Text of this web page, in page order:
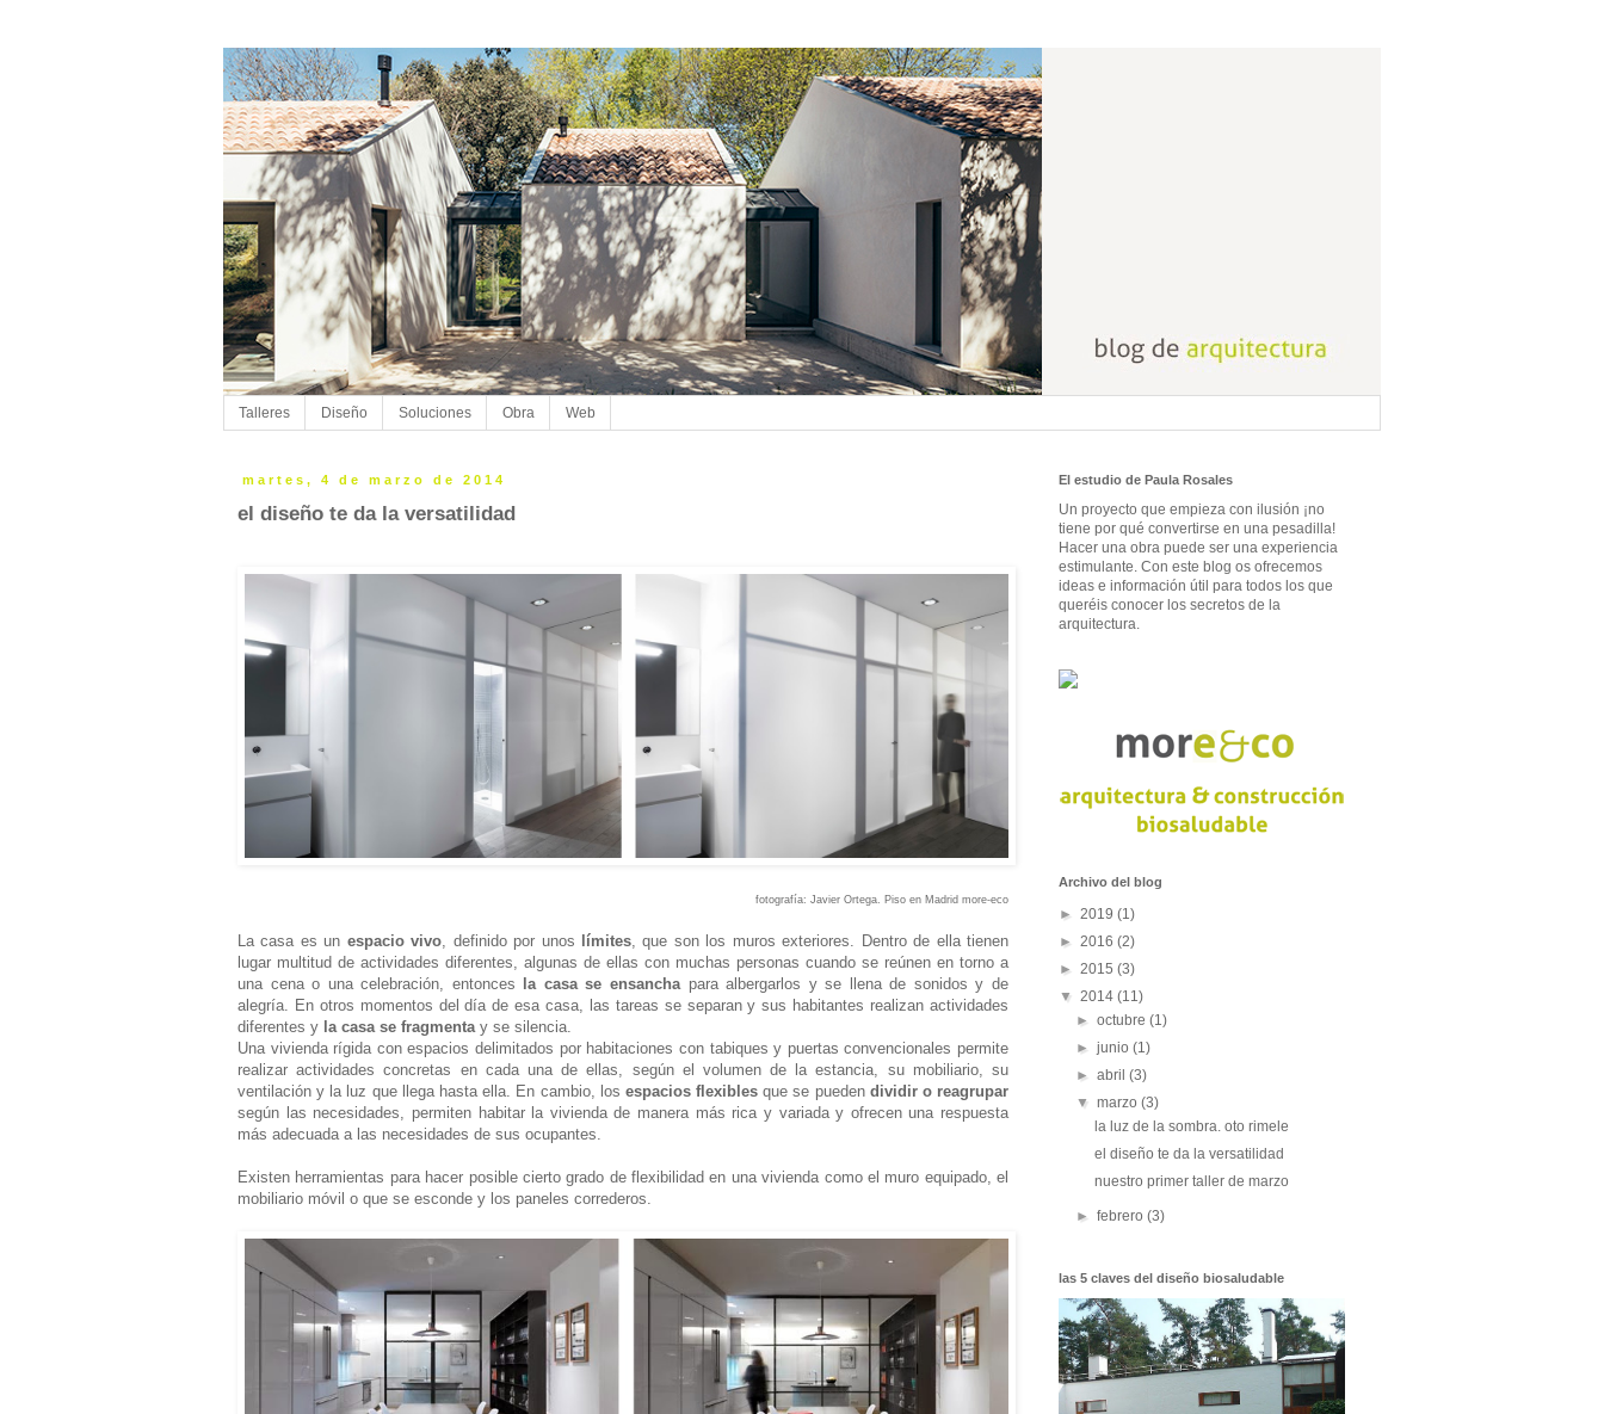
Talleres Diseño Soluciones Obra Web
martes, 4 de marzo de 2014
el diseño te da la versatilidad
fotografía: Javier Ortega . Piso en Madrid more-eco
La casa es un espacio vivo , definido por unos límites , que son los muros exteriores. Dentro de ella tienen
lugar multitud de actividades diferentes, algunas de ellas con muchas personas cuando se reúnen en torno a
una cena o una celebración, entonces la casa se ensancha para albergarlos y se llena de sonidos y de
alegría. En otros momentos del día de esa casa, las tareas se separan y sus habitantes realizan actividades
diferentes y la casa se fragmenta y se silencia.
Una vivienda rígida con espacios delimitados por habitaciones con tabiques y puertas convencionales permite
realizar actividades concretas en cada una de ellas, según el volumen de la estancia, su mobiliario, su
ventilación y la luz que llega hasta ella. En cambio, los espacios flexibles que se puedendividir o reagrupar
según las necesidades, permiten habitar la vivienda de manera más rica y variada y ofrecen una respuesta
más adecuada a las necesidades de sus ocupantes.
Existen herramientas para hacer posible cierto grado de flexibilidad en una vivienda como el muro equipado, el
mobiliario móvil o que se esconde y los paneles correderos.
El estudio de Paula Rosales
Un proyecto que empieza con ilusión ¡no
tiene por qué convertirse en una pesadilla!
Hacer una obra puede ser una experiencia
estimulante. Con este blog os ofrecemos
ideas e información útil para todos los que
queréis conocer los secretos de la
arquitectura.
Archivo del blog
► 2019 (1)
► 2016 (2)
► 2015 (3)
▼ 2014 (11)
►octubre(1)
►junio(1)
►abril(3)
▼marzo(3)
la luz de la sombra. oto rimele
el diseño te da la versatilidad
nuestro primer taller de marzo
►febrero(3)
las 5 claves del diseño biosaludable